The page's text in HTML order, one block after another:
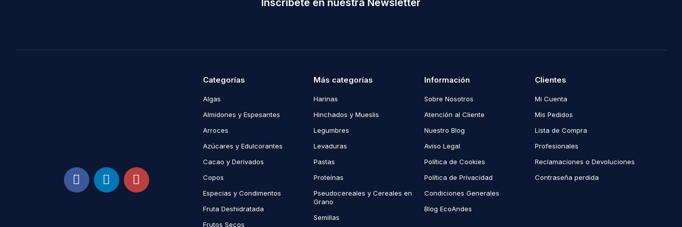
Inscríbete en nuestra Newsletter
Categorías
Algas
Almidones y Espesantes
Arroces
Azúcares y Edulcorantes
Cacao y Derivados
Copos
Especias y Condimentos
Fruta Deshidratada
Frutos Secos
Más categorías
Harinas
Hinchados y Mueslis
Legumbres
Levaduras
Pastas
Proteínas
Pseudocereales y Cereales en
Grano
Semillas
Información
Sobre Nosotros
Atención al Cliente
Nuestro Blog
Aviso Legal
Política de Cookies
Política de Privacidad
Condiciones Generales
Blog EcoAndes
Clientes
Mi Cuenta
Mis Pedidos
Lista de Compra
Profesionales
Reclamaciones o Devoluciones
Contraseña perdida